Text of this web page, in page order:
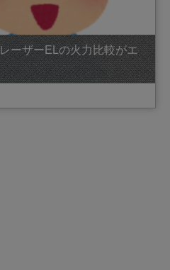
ーザーELの火力比較がエ